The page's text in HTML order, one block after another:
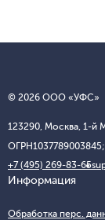
© 2026 ООО «УФС»
123290, Москва, 1-й
ОГРН1037789003845;
+7 (495) 269-83-65
Информация
Обработка перс.